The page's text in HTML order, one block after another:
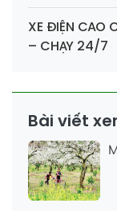
XE ĐIỆN CAO
– CHẠY 24/7
Bài viết